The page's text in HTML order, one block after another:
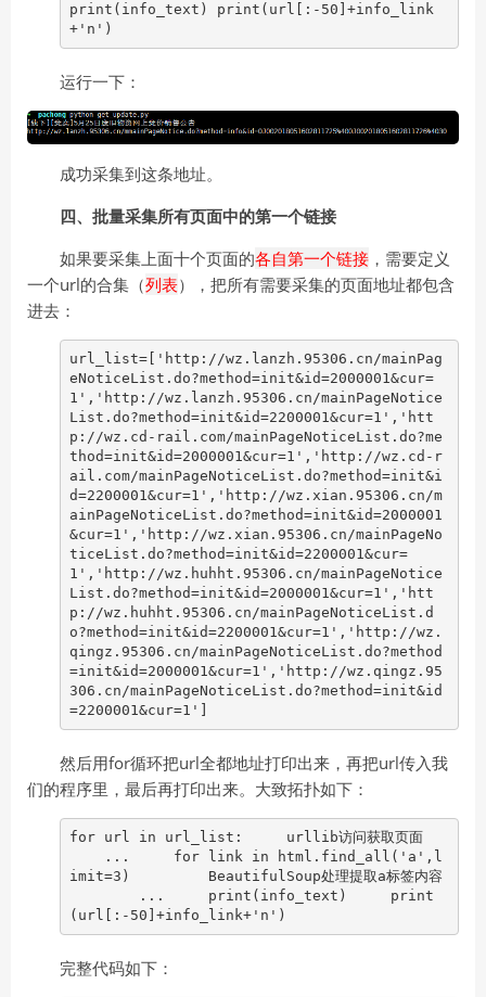
print(info_text) print(url[:-50]+info_link
+'n')
运行一下：
成功采集到这条地址。
四、批量采集所有页面中的第一个链接
如果要采集上面十个页面的各自第一个链接 ，需要定义
一个url的合集（列表），把所有需要采集的页面地址都包含
进去：
url_list=['http://wz.lanzh.95306.cn/mainPag
eNoticeList.do?method=init&id=2000001&cur=
1','http://wz.lanzh.95306.cn/mainPageNotice
List.do?method=init&id=2200001&cur=1','htt
p://wz.cd-rail.com/mainPageNoticeList.do?me
thod=init&id=2000001&cur=1','http://wz.cd-r
ail.com/mainPageNoticeList.do?method=init&i
d=2200001&cur=1','http://wz.xian.95306.cn/m
ainPageNoticeList.do?method=init&id=2000001
&cur=1','http://wz.xian.95306.cn/mainPageNo
ticeList.do?method=init&id=2200001&cur=
1','http://wz.huhht.95306.cn/mainPageNotice
List.do?method=init&id=2000001&cur=1','htt
p://wz.huhht.95306.cn/mainPageNoticeList.d
o?method=init&id=2200001&cur=1','http://wz.
qingz.95306.cn/mainPageNoticeList.do?method
=init&id=2000001&cur=1','http://wz.qingz.95
306.cn/mainPageNoticeList.do?method=init&id
=2200001&cur=1']
然后用for循环把url全都地址打印出来，再把url传入我
们的程序里，最后再打印出来。大致拓扑如下：
for url in url_list: urllib访问获取页面
... for link in html.find_all('a',l
imit=3) BeautifulSoup处理提取a标签内容
... print(info_text) print
(url[:-50]+info_link+'n')
完整代码如下：